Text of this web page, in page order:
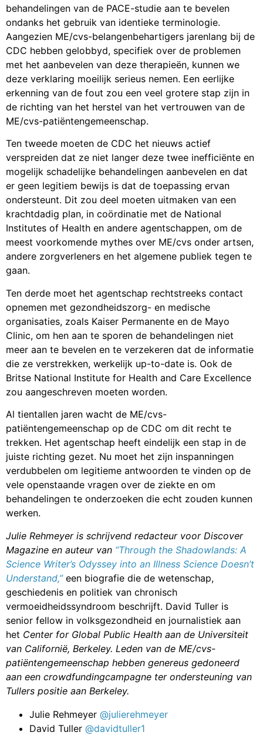
behandelingen van de PACE-studie aan te bevelen
ondanks het gebruik van identieke terminologie.
Aangezien ME/cvs-belangenbehartigers jarenlang bij de
CDC hebben gelobbyd, specifiek over de problemen
met het aanbevelen van deze therapieën, kunnen we
deze verklaring moeilijk serieus nemen. Een eerlijke
erkenning van de fout zou een veel grotere stap zijn in
de richting van het herstel van het vertrouwen van de
ME/cvs-patiëntengemeenschap.
Ten tweede moeten de CDC het nieuws actief
verspreiden dat ze niet langer deze twee inefficiënte en
mogelijk schadelijke behandelingen aanbevelen en dat
er geen legitiem bewijs is dat de toepassing ervan
ondersteunt. Dit zou deel moeten uitmaken van een
krachtdadig plan, in coördinatie met de National
Institutes of Health en andere agentschappen, om de
meest voorkomende mythes over ME/cvs onder artsen,
andere zorgverleners en het algemene publiek tegen te
gaan.
Ten derde moet het agentschap rechtstreeks contact
opnemen met gezondheidszorg- en medische
organisaties, zoals Kaiser Permanente en de Mayo
Clinic, om hen aan te sporen de behandelingen niet
meer aan te bevelen en te verzekeren dat de informatie
die ze verstrekken, werkelijk up-to-date is. Ook de
Britse National Institute for Health and Care Excellence
zou aangeschreven moeten worden.
Al tientallen jaren wacht de ME/cvs-
patiëntengemeenschap op de CDC om dit recht te
trekken. Het agentschap heeft eindelijk een stap in de
juiste richting gezet. Nu moet het zijn inspanningen
verdubbelen om legitieme antwoorden te vinden op de
vele openstaande vragen over de ziekte en om
behandelingen te onderzoeken die echt zouden kunnen
werken.
Julie Rehmeyer is schrijvend redacteur voor Discover
Magazine en auteur van “Through the Shadowlands: A
Science Writer’s Odyssey into an Illness Science Doesn’t
Understand,” een biografie die de wetenschap,
geschiedenis en politiek van chronisch
vermoeidheidssyndroom beschrijft. David Tuller is
senior fellow in volksgezondheid en journalistiek aan
het Center for Global Public Health aan de Universiteit
van Californië, Berkeley. Leden van de ME/cvs-
patiëntengemeenschap hebben genereus gedoneerd
aan een crowdfundingcampagne ter ondersteuning van
Tullers positie aan Berkeley.
Julie Rehmeyer @julierehmeyer
David Tuller @davidtuller1